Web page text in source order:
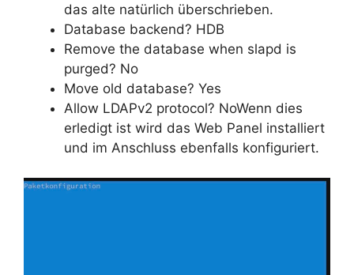
das alte natürlich überschrieben.
Database backend? HDB
Remove the database when slapd is
purged? No
Move old database? Yes
Allow LDAPv2 protocol? NoWenn dies
erledigt ist wird das Web Panel installiert
und im Anschluss ebenfalls konfiguriert.